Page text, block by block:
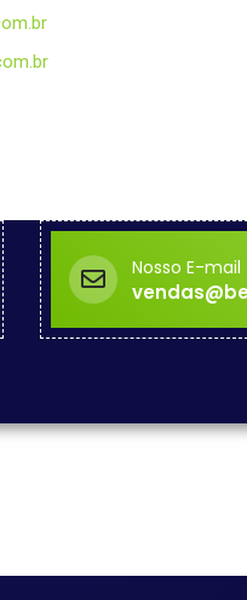
Nosso E-mail